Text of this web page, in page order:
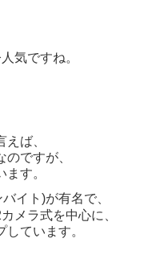
気ですね。
ば、
ですが、
す。
イト)が有名で、
メラ式を中心に、
ています。